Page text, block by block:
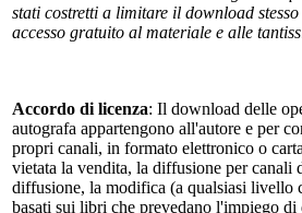
stati costretti a limitare il download
accesso gratuito al materiale e alle
Accordo di licenza: Il download delle
autografa appartengono all'autore e per
propri canali, in formato elettronico o
vietata la vendita, la diffusione per
diffusione, la modifica (a qualsiasi livello
basati sui libri che prevedano l'impiego